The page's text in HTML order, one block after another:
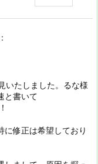
いたしました。るな様
と書いて
に修正は希望しており